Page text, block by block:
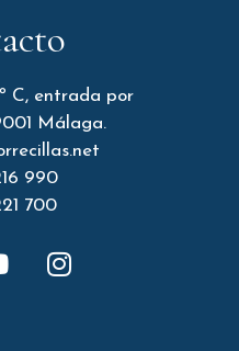
C, entrada por
Málaga.
990
700